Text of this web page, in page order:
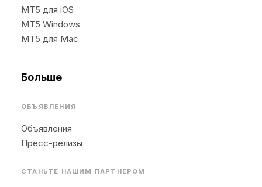
MT5 для iOS
MT5 Windows
MT5 для Mac
Больше
ОБЪЯВЛЕНИЯ
Объявления
Пресс-релизы
СТАНЬТЕ НАШИМ ПАРТНЕРОМ